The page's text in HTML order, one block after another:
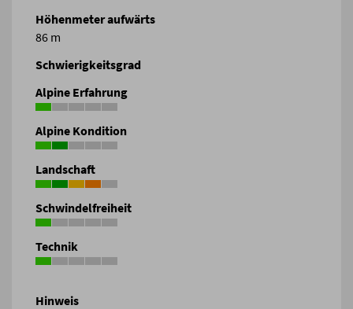
Höhenmeter aufwärts
86 m
Schwierigkeitsgrad
Alpine Erfahrung
Alpine Kondition
Landschaft
Schwindelfreiheit
Technik
Hinweis